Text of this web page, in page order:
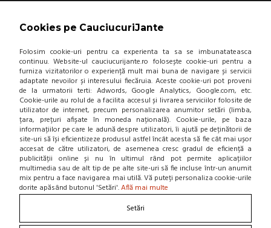
Cookies pe CauciucuriJante
Folosim cookie-uri pentru ca experienta ta sa se imbunatateasca
continuu. Website-ul cauciucurijante.ro folosește cookie-uri pentru a
furniza vizitatorilor o experiență mult mai buna de navigare și servicii
adaptate nevoilor și interesului fiecăruia. Aceste cookie-uri pot proveni
de la urmatorii terti: Adwords, Google Analytics, Google.com, etc.
Cookie-urile au rolul de a facilita accesul și livrarea serviciilor folosite de
utilizator de internet, precum personalizarea anumitor setări (limba,
țara, prețuri afișate în moneda națională). Cookie-urile, pe baza
informațiilor pe care le adună despre utilizatori, îi ajută pe deținătorii de
site-uri să își eficientizeze produsul astfel încât acesta să fie cât mai ușor
accesat de către utilizatori, de asemenea cresc gradul de eficiență a
publicității online și nu în ultimul rând pot permite aplicațiilor
multimedia sau de alt tip de pe alte site-uri să fie incluse într-un anumit
mix pentru a face navigarea mai utilă. Vă puteți personaliza cookie-urile
dorite apăsând butonul 'Setări'.Află mai multe
Setări
Protectia consumatorului - A.N.P.C.
DESPRE NOI
Contact
Home
Locatie punct de lucru
Departamente
NOU! BLOG
Contacteaza-ne
Suna la 0766 182 324, 0766 182 326
Craiova, Str. Calea Bucuresti, Bl A4, parter